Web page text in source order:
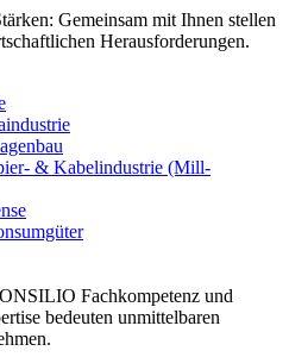
Gemeinsam mit Ihnen stellen
Herausforderungen.
& Kabelindustrie (Mill-
Fachkompetenz und
bedeuten unmittelbaren